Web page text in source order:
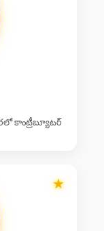
కాంట్రీబ్యూటర్
★